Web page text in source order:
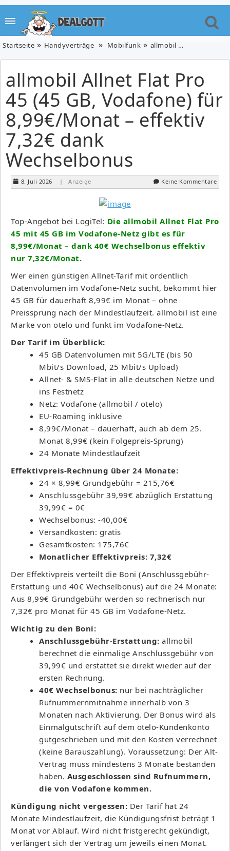
Startseite Handyverträge Mobilfunk allmobil Allnet Flat Pro 45 (45 GB, Vodafone) für 8,99€/Monat – effektiv 7,32€ dank Wechselbonus
allmobil Allnet Flat Pro
45 (45 GB, Vodafone) für
8,99€/Monat – effektiv
7,32€ dank
Wechselbonus
8. Juli 2026 | Anzeige Keine Kommentare
Top-Angebot bei LogiTel: Die allmobil Allnet Flat Pro
45 mit 45 GB im Vodafone-Netz gibt es für
8,99€/Monat – dank 40€ Wechselbonus effektiv
nur 7,32€/Monat.
Wer einen günstigen Allnet-Tarif mit ordentlich
Datenvolumen im Vodafone-Netz sucht, bekommt hier
45 GB für dauerhaft 8,99€ im Monat – ohne
Preissprung nach der Mindestlaufzeit. allmobil ist eine
Marke von otelo und funkt im Vodafone-Netz.
Der Tarif im Überblick:
45 GB Datenvolumen mit 5G/LTE (bis 50
Mbit/s Download, 25 Mbit/s Upload)
Allnet- & SMS-Flat in alle deutschen Netze und
ins Festnetz
Netz: Vodafone (allmobil / otelo)
EU-Roaming inklusive
8,99€/Monat – dauerhaft, auch ab dem 25.
Monat 8,99€ (kein Folgepreis-Sprung)
24 Monate Mindestlaufzeit
Effektivpreis-Rechnung über 24 Monate:
24 × 8,99€ Grundgebühr = 215,76€
Anschlussgebühr 39,99€ abzüglich Erstattung
39,99€ = 0€
Wechselbonus: -40,00€
Versandkosten: gratis
Gesamtkosten: 175,76€
Monatlicher Effektivpreis: 7,32€
Der Effektivpreis verteilt die Boni (Anschlussgebühr-
Erstattung und 40€ Wechselbonus) auf die 24 Monate:
Aus 8,99€ Grundgebühr werden so rechnerisch nur
7,32€ pro Monat für 45 GB im Vodafone-Netz.
Wichtig zu den Boni:
Anschlussgebühr-Erstattung: allmobil
berechnet die einmalige Anschlussgebühr von
39,99€ und erstattet sie direkt wieder auf der
ersten Rechnung.
40€ Wechselbonus: nur bei nachträglicher
Rufnummernmitnahme innerhalb von 3
Monaten nach Aktivierung. Der Bonus wird als
Einmalgutschrift auf dem otelo-Kundenkonto
gutgeschrieben und mit den Kosten verrechnet
(keine Barauszahlung). Voraussetzung: Der Alt-
Vertrag muss mindestens 3 Monate bestanden
haben. Ausgeschlossen sind Rufnummern,
die von Vodafone kommen.
Kündigung nicht vergessen: Der Tarif hat 24
Monate Mindestlaufzeit, die Kündigungsfrist beträgt 1
Monat vor Ablauf. Wird nicht fristgerecht gekündigt,
verlängert sich der Vertrag um jeweils einen Monat.